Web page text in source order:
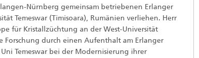
Nürnberg gemeinsam betriebenen Erlanger
Temeswar (Timisoara), Rumänien verliehen. Herr
für Kristallzüchtung an der West-Universität
Forschung durch einen Aufenthalt am Erlanger
Temeswar bei der Modernisierung ihrer